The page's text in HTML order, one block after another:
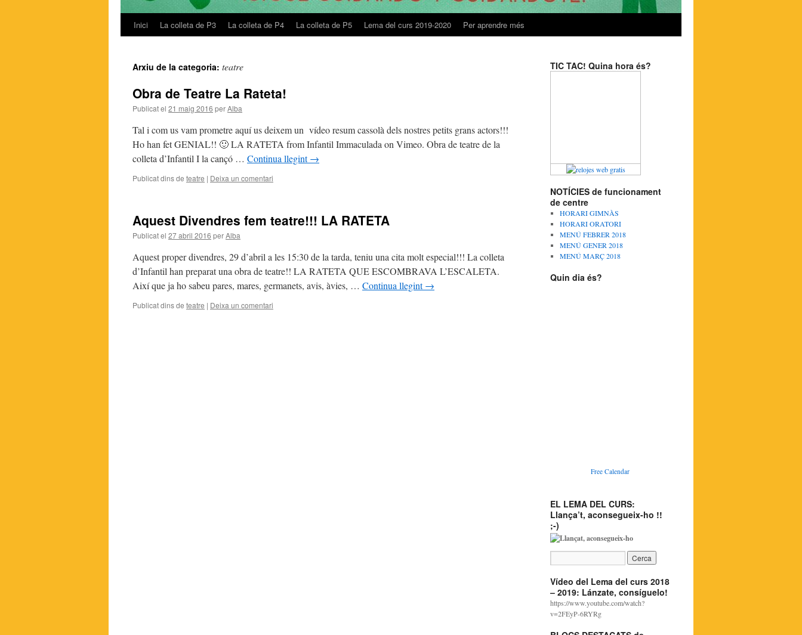
Vés
contingut
Inici La colleta de P3 La colleta de P4 La colleta de P5 Lema del curs 2019-2020 Per aprendre més
Arxiu de la categoria: teatre
Obra de Teatre La Rateta!
Publicat el 21 maig 2016 perAlba
Tal i com us vam prometre aquí us deixem un vídeo resum cassolà dels nostres petits grans actors!!!
Ho han fet GENIAL!! 🙂 LA RATETA from Infantil Immaculada on Vimeo. Obra de teatre de la
colleta d’Infantil I la cançó … Continua llegint→
Publicat dins de teatre | Deixa un comentari
Aquest Divendres fem teatre!!! LA RATETA
Publicat el 27 abril 2016 perAlba
Aquest proper divendres, 29 d’abril a les 15:30 de la tarda, teniu una cita molt especial!!! La colleta
d’Infantil han preparat una obra de teatre!! LA RATETA QUE ESCOMBRAVA L’ESCALETA.
Així que ja ho sabeu pares, mares, germanets, avis, àvies, … Continua llegint→
Publicat dins de teatre | Deixa un comentari
TIC TAC! Quina hora és?
NOTÍCIES de funcionament
de centre
HORARI GIMNÀS
HORARI ORATORI
MENÚ FEBRER 2018
MENÚ GENER 2018
MENÚ MARÇ 2018
Quin dia és?
Free Calendar
EL LEMA DEL CURS:
Llança’t, aconsegueix-ho !!
;-)
Vídeo del Lema del curs 2018
– 2019: Lánzate, consíguelo!
https://www.youtube.com/watch?
v=2FEyP-6RYRg